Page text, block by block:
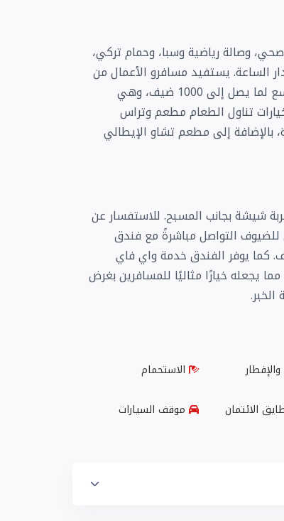
وصالة رياضية وسبا، وحمام تركي،
الساعة. يستفيد مسافرو الأعمال من
ثلاث قاعات اجتماعات عالية التقنية وقاعة احتفالات كبيرة تتسع لما يصل إلى 1000 ضيف، وهي
تناول الطعام مطعم وتراس
إلى مطعم تشاو الإيطالي
شيشة بجانب المسبح. للاستفسار عن
للضيوف التواصل مباشرةً مع فندق
كما يوفر الفندق خدمة واي فاي
يجعله خيارًا مثاليًا للمسافرين بغرض
الاستحمام
موقف السيارات الائتمان